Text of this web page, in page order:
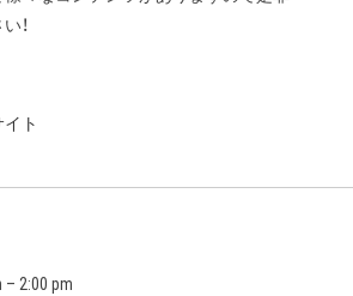
！
ト
– 2:00 pm